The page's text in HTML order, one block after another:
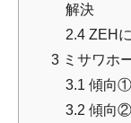
解決
2.4 ZEH
3 ミサワホ
3.1 傾向①
3.2 傾向②